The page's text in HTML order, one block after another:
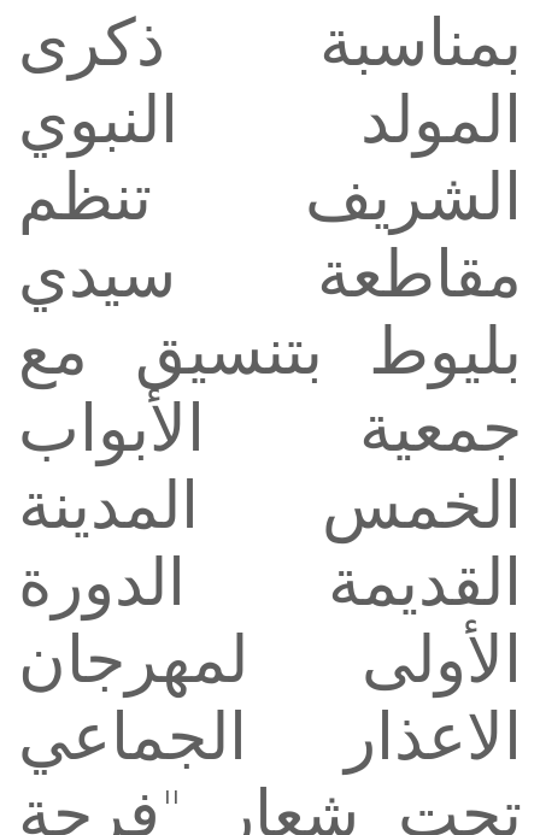
بمناسبة ذكرى
المولد النبوي
الشريف تنظم
مقاطعة سيدي
بليوط بتنسيق مع
جمعية الأبواب
الخمس المدينة
القديمة الدورة
الأولى لمهرجان
الاعذار ‏الجماعي
تحت شعار "فرحة